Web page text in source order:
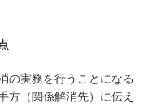
の実務を行うことになる
方（関係解消先）に伝え